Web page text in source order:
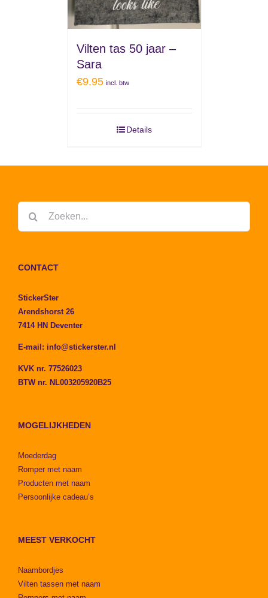
Vilten tas 50 jaar –
Sara
€9.95 incl. btw
Details
naar:
CONTACT
StickerSter
Arendshorst 26
7414 HN Deventer
E-mail: info@stickerster.nl
KVK nr. 77526023
BTW nr. NL003205920B25
MOGELIJKHEDEN
Moederdag
Romper met naam
Producten met naam
Persoonlijke cadeau’s
MEEST VERKOCHT
Naambordjes
Vilten tassen met naam